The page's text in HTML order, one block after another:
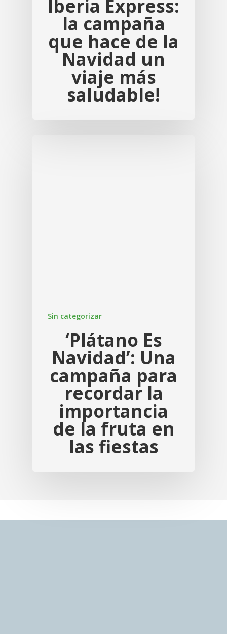
Iberia Express:
la campaña
que hace de la
Navidad un
viaje más
saludable!
Sin categorizar
‘Plátano Es
Navidad’: Una
campaña para
recordar la
importancia
de la fruta en
las fiestas